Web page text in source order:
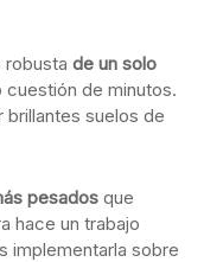
robusta de un solo
de minutos.
brillantes suelos de
pesados que
hace un trabajo
implementarla sobre